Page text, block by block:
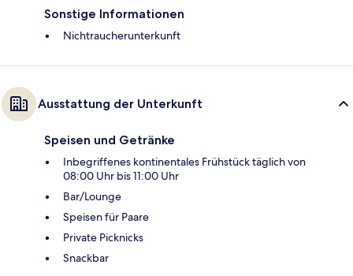
Sonstige Informationen
Nichtraucherunterkunft
Ausstattung der Unterkunft
Speisen und Getränke
Inbegriffenes kontinentales Frühstück täglich von
08:00 Uhr bis 11:00 Uhr
Bar/Lounge
Speisen für Paare
Private Picknicks
Snackbar